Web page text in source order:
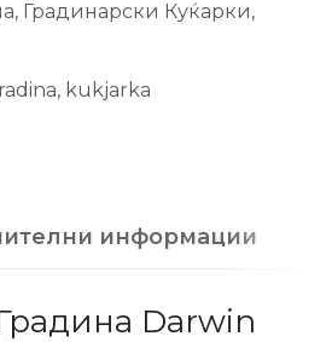
, Градинарски Куќарки,
, kukjarka
информации
Darwin